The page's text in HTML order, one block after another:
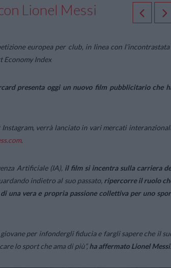
Lionel Messi
europea per club, in linea con l’incontrastata
Economy Index
presenta oggi un nuovo film pubblicitario che
verrà lanciato in vari mercati
.
Artificiale (IA), il film si incentra sulla carriera
indietro al suo passato, ripercorre il ruolo
una vera e propria passione collettiva per uno
per infondergli fiducia e fargli sapere che il
lo sport che ama di più”,ha affermato Lionel Messi.